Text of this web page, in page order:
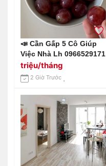
📣 Cần Gấp 5 Cô Giúp
Việc Nhà Lh 0966529171
triệu/tháng
2 Giờ Trước